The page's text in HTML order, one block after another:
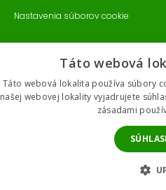
Nastavenia súborov cookie
Táto webová
Táto webová lokalita používa súbory
našej webovej lokality vyjadrujete
zásadami